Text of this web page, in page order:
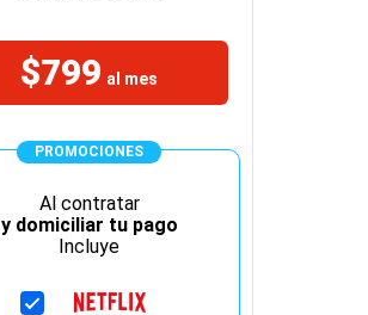
$799 al mes
PROMOCIONES
Al contratar
y domiciliar tu pago
Incluye